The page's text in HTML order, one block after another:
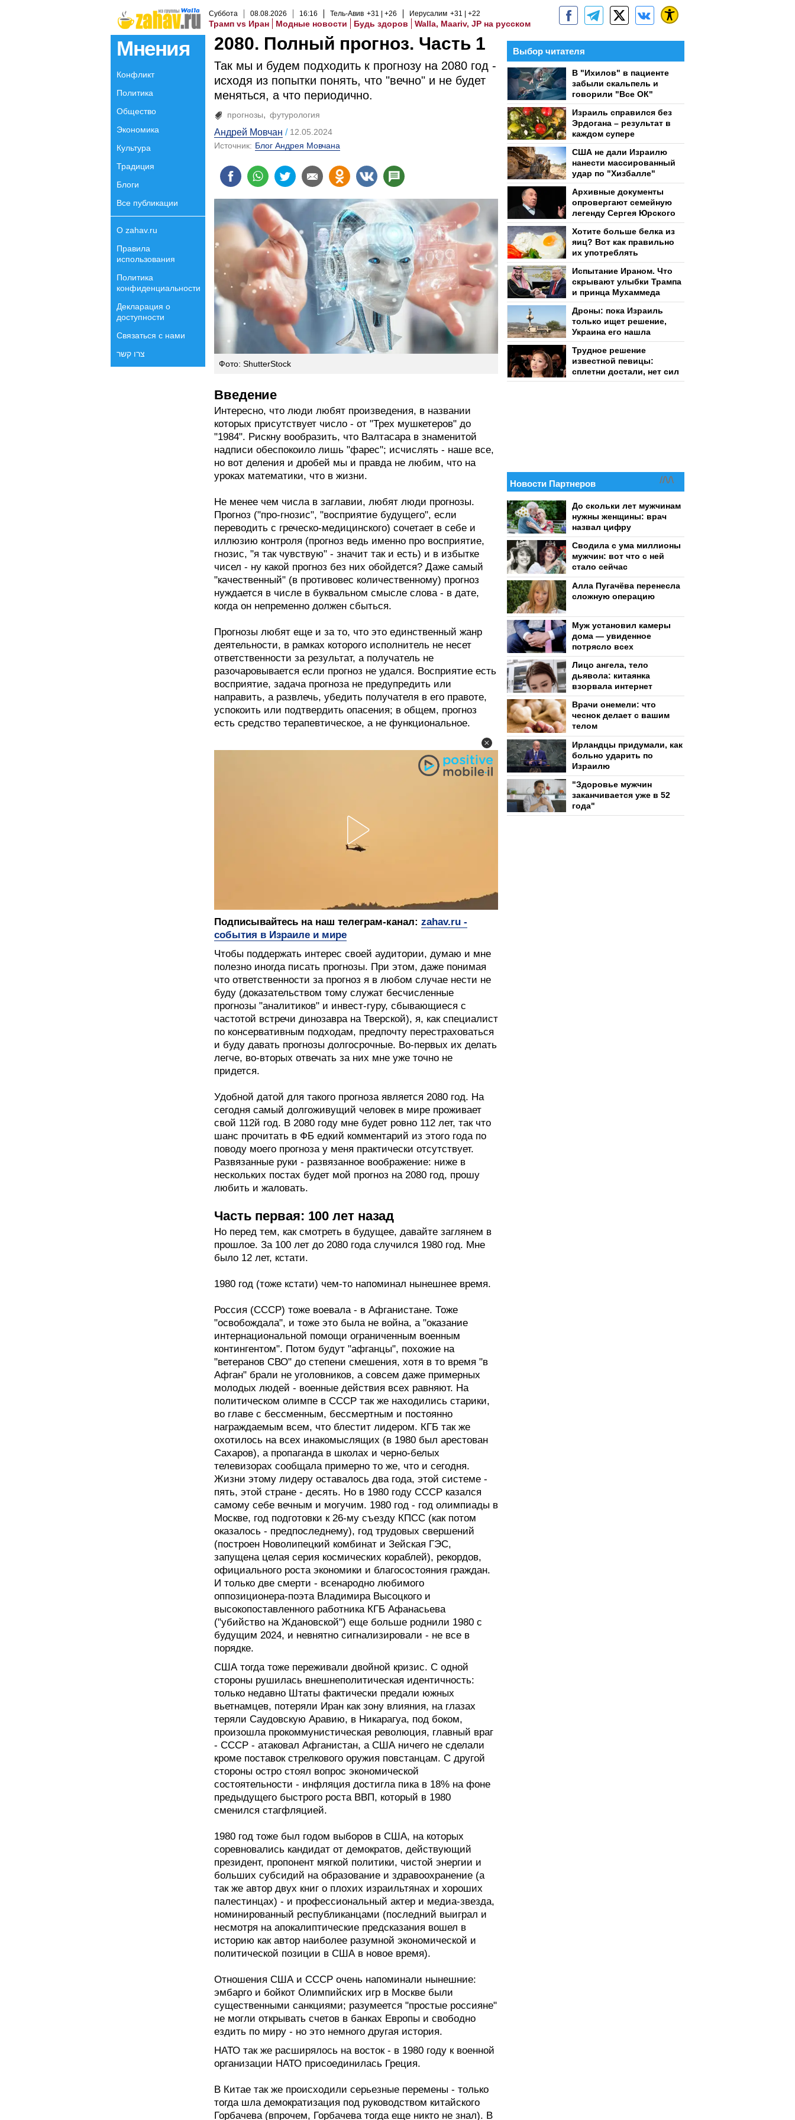
Суббота 08.08.2026 16:16 Тель-Авив +31 +26 Иерусалим +31 +22
Трамп vs Иран Модные новости Будь здоров Walla, Maariv, JP на русском
Мнения
Конфликт
Политика
Общество
Экономика
Культура
Традиция
Блоги
Все публикации
О zahav.ru
Правила
использования
Политика
конфиденциальности
Декларация о
доступности
Связаться с нами
צרו קשר
2080. Полный прогноз. Часть 1
Так мы и будем подходить к прогнозу на 2080 год -
исходя из попытки понять, что "вечно" и не будет
меняться, а что периодично.
прогнозы футурология
Андрей Мовчан
12.05.2024
Источник: Блог Андрея Мовчана
Фото: ShutterStock
Введение
Интересно, что люди любят произведения, в названии
которых присутствует число - от "Трех мушкетеров" до
"1984". Рискну вообразить, что Валтасара в знаменитой
надписи обеспокоило лишь "фарес"; исчислять - наше все,
но вот деления и дробей мы и правда не любим, что на
уроках математики, что в жизни.
Не менее чем числа в заглавии, любят люди прогнозы.
Прогноз ("про-гнозис", "восприятие будущего", если
переводить с греческо-медицинского) сочетает в себе и
иллюзию контроля (прогноз ведь именно про восприятие,
гнозис, "я так чувствую" - значит так и есть) и в избытке
чисел - ну какой прогноз без них обойдется? Даже самый
"качественный" (в противовес количественному) прогноз
нуждается в числе в буквальном смысле слова - в дате,
когда он непременно должен сбыться.
Прогнозы любят еще и за то, что это единственный жанр
деятельности, в рамках которого исполнитель не несет
ответственности за результат, а получатель не
разочаровывается если прогноз не удался. Восприятие есть
восприятие, задача прогноза не предупредить или
направить, а развлечь, убедить получателя в его правоте,
успокоить или подтвердить опасения; в общем, прогноз
есть средство терапевтическое, а не функциональное.
Подписывайтесь на наш телеграм-канал: zahav.ru -
события в Израиле и мире
Чтобы поддержать интерес своей аудитории, думаю и мне
полезно иногда писать прогнозы. При этом, даже понимая
что ответственности за прогноз я в любом случае нести не
буду (доказательством тому служат бесчисленные
прогнозы "аналитиков" и инвест-гуру, сбывающиеся с
частотой встречи динозавра на Тверской), я, как специалист
по консервативным подходам, предпочту перестраховаться
и буду давать прогнозы долгосрочные. Во-первых их делать
легче, во-вторых отвечать за них мне уже точно не
придется.
Удобной датой для такого прогноза является 2080 год. На
сегодня самый долгоживущий человек в мире проживает
свой 112й год. В 2080 году мне будет ровно 112 лет, так что
шанс прочитать в ФБ едкий комментарий из этого года по
поводу моего прогноза у меня практически отсутствует.
Развязанные руки - развязанное воображение: ниже в
нескольких постах будет мой прогноз на 2080 год, прошу
любить и жаловать.
Часть первая: 100 лет назад
Но перед тем, как смотреть в будущее, давайте заглянем в
прошлое. За 100 лет до 2080 года случился 1980 год. Мне
было 12 лет, кстати.
1980 год (тоже кстати) чем-то напоминал нынешнее время.
Россия (СССР) тоже воевала - в Афганистане. Тоже
"освобождала", и тоже это была не война, а "оказание
интернациональной помощи ограниченным военным
контингентом". Потом будут "афганцы", похожие на
"ветеранов СВО" до степени смешения, хотя в то время "в
Афган" брали не уголовников, а совсем даже примерных
молодых людей - военные действия всех равняют. На
политическом олимпе в СССР так же находились старики,
во главе с бессменным, бессмертным и постоянно
награждаемым всем, что блестит лидером. КГБ так же
охотилось на всех инакомыслящих (в 1980 был арестован
Сахаров), а пропаганда в школах и черно-белых
телевизорах сообщала примерно то же, что и сегодня.
Жизни этому лидеру оставалось два года, этой системе -
пять, этой стране - десять. Но в 1980 году СССР казался
самому себе вечным и могучим. 1980 год - год олимпиады в
Москве, год подготовки к 26-му съезду КПСС (как потом
оказалось - предпоследнему), год трудовых свершений
(построен Новолипецкий комбинат и Зейская ГЭС,
запущена целая серия космических кораблей), рекордов,
официального роста экономики и благосостояния граждан.
И только две смерти - всенародно любимого
оппозиционера-поэта Владимира Высоцкого и
высокопоставленного работника КГБ Афанасьева
("убийство на Ждановской") еще больше роднили 1980 с
будущим 2024, и невнятно сигнализировали - не все в
порядке.
США тогда тоже переживали двойной кризис. С одной
стороны рушилась внешнеполитическая идентичность:
только недавно Штаты фактически предали южных
вьетнамцев, потеряли Иран как зону влияния, на глазах
теряли Саудовскую Аравию, в Никарагуа, под боком,
произошла прокоммунистическая революция, главный враг
- СССР - атаковал Афганистан, а США ничего не сделали
кроме поставок стрелкового оружия повстанцам. С другой
стороны остро стоял вопрос экономической
состоятельности - инфляция достигла пика в 18% на фоне
предыдущего быстрого роста ВВП, который в 1980
сменился стагфляцией.
1980 год тоже был годом выборов в США, на которых
соревновались кандидат от демократов, действующий
президент, пропонент мягкой политики, чистой энергии и
больших субсидий на образование и здравоохранение (а
так же автор двух книг о плохих израильтянах и хороших
палестинцах) - и профессиональный актер и медиа-звезда,
номинированный республиканцами (последний выиграл и
несмотря на апокалиптические предсказания вошел в
историю как автор наиболее разумной экономической и
политической позиции в США в новое время).
Отношения США и СССР очень напоминали нынешние:
эмбарго и бойкот Олимпийских игр в Москве были
существенными санкциями; разумеется "простые россияне"
не могли открывать счетов в банках Европы и свободно
ездить по миру - но это немного другая история.
НАТО так же расширялось на восток - в 1980 году к военной
организации НАТО присоединилась Греция.
В Китае так же происходили серьезные перемены - только
тогда шла демократизация под руководством китайского
Горбачева (впрочем, Горбачева тогда еще никто не знал). В
Выбор читателя
В "Ихилов" в пациенте
забыли скальпель и
говорили "Все ОК"
Израиль справился без
Эрдогана – результат в
каждом супере
США не дали Израилю
нанести массированный
удар по "Хизбалле"
Архивные документы
опровергают семейную
легенду Сергея Юрского
Хотите больше белка из
яиц? Вот как правильно
их употреблять
Испытание Ираном. Что
скрывают улыбки Трампа
и принца Мухаммеда
Дроны: пока Израиль
только ищет решение,
Украина его нашла
Трудное решение
известной певицы:
сплетни достали, нет сил